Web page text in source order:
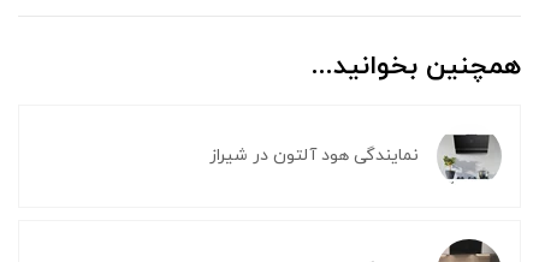
همچنین بخوانید...
نمایندگی هود آلتون در شیراز